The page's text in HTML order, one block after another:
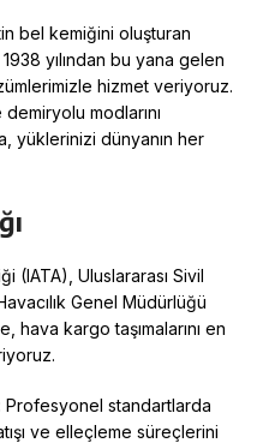
bel kemiğini oluşturan
1938 yılından bu yana gelen
hizmet veriyoruz.
modlarını
yüklerinizi dünyanın her
(IATA), Uluslararası Sivil
Genel Müdürlüğü
hava kargo taşımalarını en
.
Profesyonel standartlarda
ve elleçleme süreçlerini